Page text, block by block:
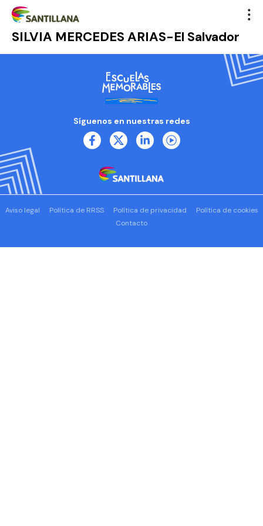
SILVIA MERCEDES ARIAS-El Salvador
Síguenos en nuestras redes
Aviso legal Política de RRSS Política de privacidad
Política de cookies
Contacto